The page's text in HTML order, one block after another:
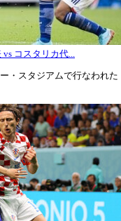
コスタリカ代...
・スタジアムで行なわれ